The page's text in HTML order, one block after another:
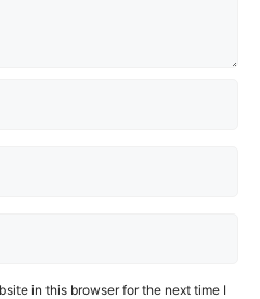
in this browser for the next time I